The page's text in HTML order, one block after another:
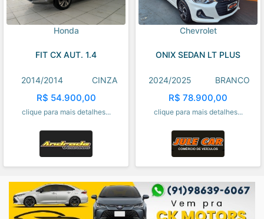
Honda
FIT CX AUT. 1.4
2014/2014 CINZA
R$ 54.900,00
clique para mais detalhes...
Chevrolet
ONIX SEDAN LT PLUS
2024/2025 BRANCO
R$ 78.900,00
clique para mais detalhes...